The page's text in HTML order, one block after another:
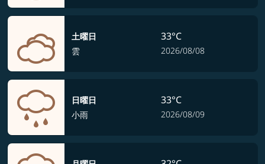
土曜日
雲
33°C
2026/08/08
日曜日
小雨
33°C
2026/08/09